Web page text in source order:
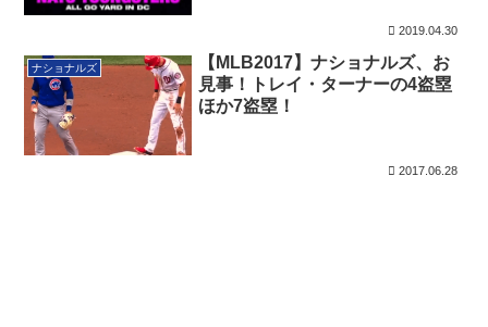
2019.04.30
ナショナルズ
【MLB2017】ナショナルズ、お
見事！トレイ・ターナーの4盗塁
ほか7盗塁！
2017.06.28